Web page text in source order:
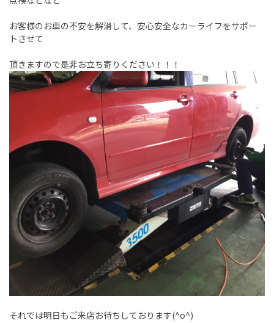
お客様のお車の不安を解消して、安心安全なカーライフをサポー
トさせて
頂きますので是非お立ち寄りください！！！
それでは明日もご来店お待ちしております(^o^)